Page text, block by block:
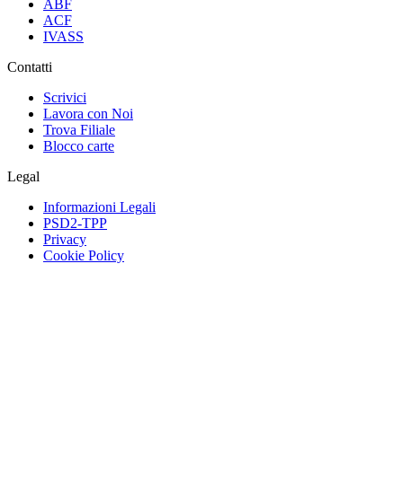
ABF
ACF
IVASS
Contatti
Scrivici
Lavora con Noi
Trova Filiale
Blocco carte
Legal
Informazioni Legali
PSD2-TPP
Privacy
Cookie Policy